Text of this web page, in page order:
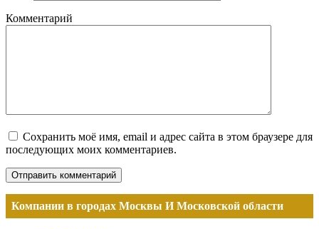
Комментарий
Сохранить моё имя, email и адрес сайта в этом браузере для
последующих моих комментариев.
Компании в городах Москвы И Московской области